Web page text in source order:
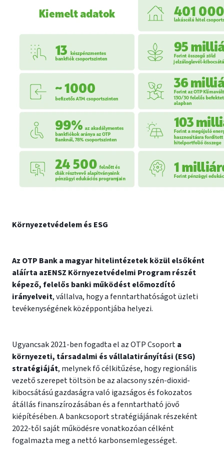
Környezetvédelem és ESG
Az OTP Bank a magyar hitelintézetek közül elsőként
aláírta azENSZ Környezetvédelmi Program részét
képező, felelős banki működést előmozdító
irányelveit, vállalva, hogy a fenntarthatóságot üzleti
tevékenységének középpontjába helyezi.
Ugyancsak 2021-ben fogadta el az OTP Csoporta
környezeti, társadalmi és vállalatirányítási (ESG)
stratégiáját, melynek fő célkitűzése, hogy regionális
vezető szerepet töltsön be az alacsony szén-dioxid-
kibocsátású gazdaságra való igazságos és fokozatos
átállás finanszírozásában és a fenntartható jövő
kiépítésében. A bankcsoport stratégiájának részeként
2022-től saját működésre vonatkozóan célként
fogalmazta meg a nettó karbonsemlegességet.